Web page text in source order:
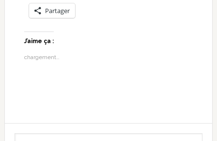
Partager
J’aime ça :
chargement…